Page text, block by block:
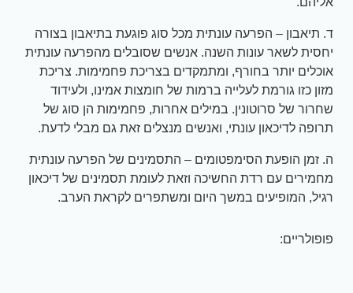
ד. תיאבון – הפרעה עונתית מכל סוג פוגעת בתיאבון בצורה
אוכלים יותר בחורף, ומתמקדים בצריכת פחמימות. צריכת
מזון כזו גורמת לעלייה ברמות של חומצות אמינו, ולעידוד
שחרור של סרוטונין. במילים אחרות, פחמימות הן סוג של
תרופה לדיכאון עונתי, ואנשים מנצלים זאת גם מבלי לדעת.
ה. זמן הופעת הסימפטומים – התסמינים של הפרעה עונתית
מחמירים עם רדת החשיכה וזאת לעומת תסמינים של דיכאון
רגיל, המופיעים במשך היום ומשתפרים לקראת הערב.